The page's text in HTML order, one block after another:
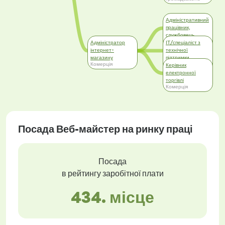
Адміністратор
інтернет-
магазину
Комерція
Адміністративний
працівник,
службовець
Адміністративна
робота
ІТ/спеціаліст з
технічної
підтримки
Інформаційні
технології (IT)
Керівник
електронної
торгівлі
Комерція
Посада Веб-майстер на ринку праці
Посада
в рейтингу заробітної плати
434. місце